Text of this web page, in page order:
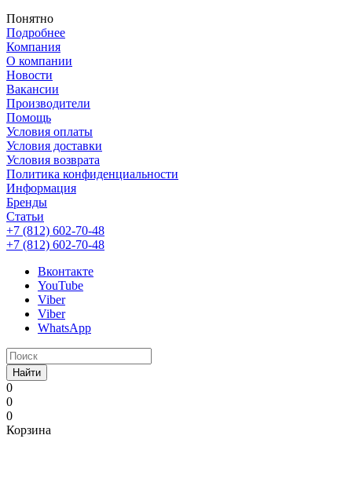
Понятно
Подробнее
Компания
О компании
Новости
Вакансии
Производители
Помощь
Условия оплаты
Условия доставки
Условия возврата
Политика конфиденциальности
Информация
Бренды
Статьи
+7 (812) 602-70-48
+7 (812) 602-70-48
Вконтакте
YouTube
Viber
Viber
WhatsApp
Найти
0
0
0
Корзина